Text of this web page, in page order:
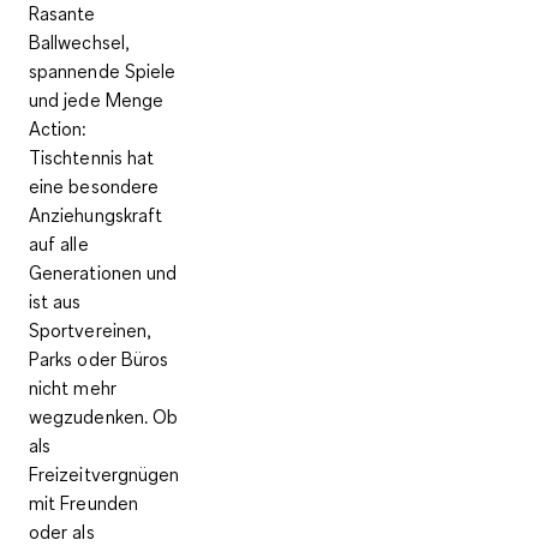
Rasante
Ballwechsel,
spannende Spiele
und jede Menge
Action:
Tischtennis hat
eine besondere
Anziehungskraft
auf alle
Generationen und
ist aus
Sportvereinen,
Parks oder Büros
nicht mehr
wegzudenken. Ob
als
Freizeitvergnügen
mit Freunden
oder als